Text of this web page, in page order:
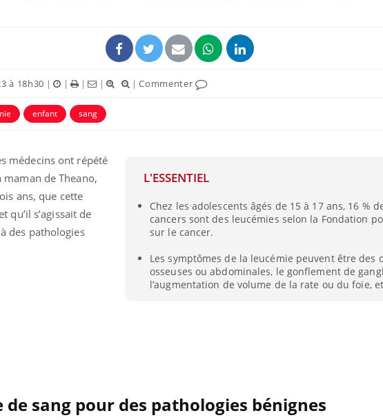
à 18h30 | | | | |Commenter
enfant sang
L'ESSENTIEL
Chez les adolescents âgés de 15 à 17 ans, 16 %
cancers sont des leucémies selon la Fondation
sur le cancer.
Les symptômes de la leucémie peuvent être des
osseuses ou abdominales, le gonflement de
l’augmentation de volume de la rate ou du foie,
médecins ont répété
de Theano,
ans, que cette
qu’il s’agissait de
des pathologies
de sang pour des pathologies bénignes
aborder...
c'est
Fatigue, irritabilité, brouillard mental ou
même alopécie… Les symptômes de la
carence en fer sont multiples ce qui la rend